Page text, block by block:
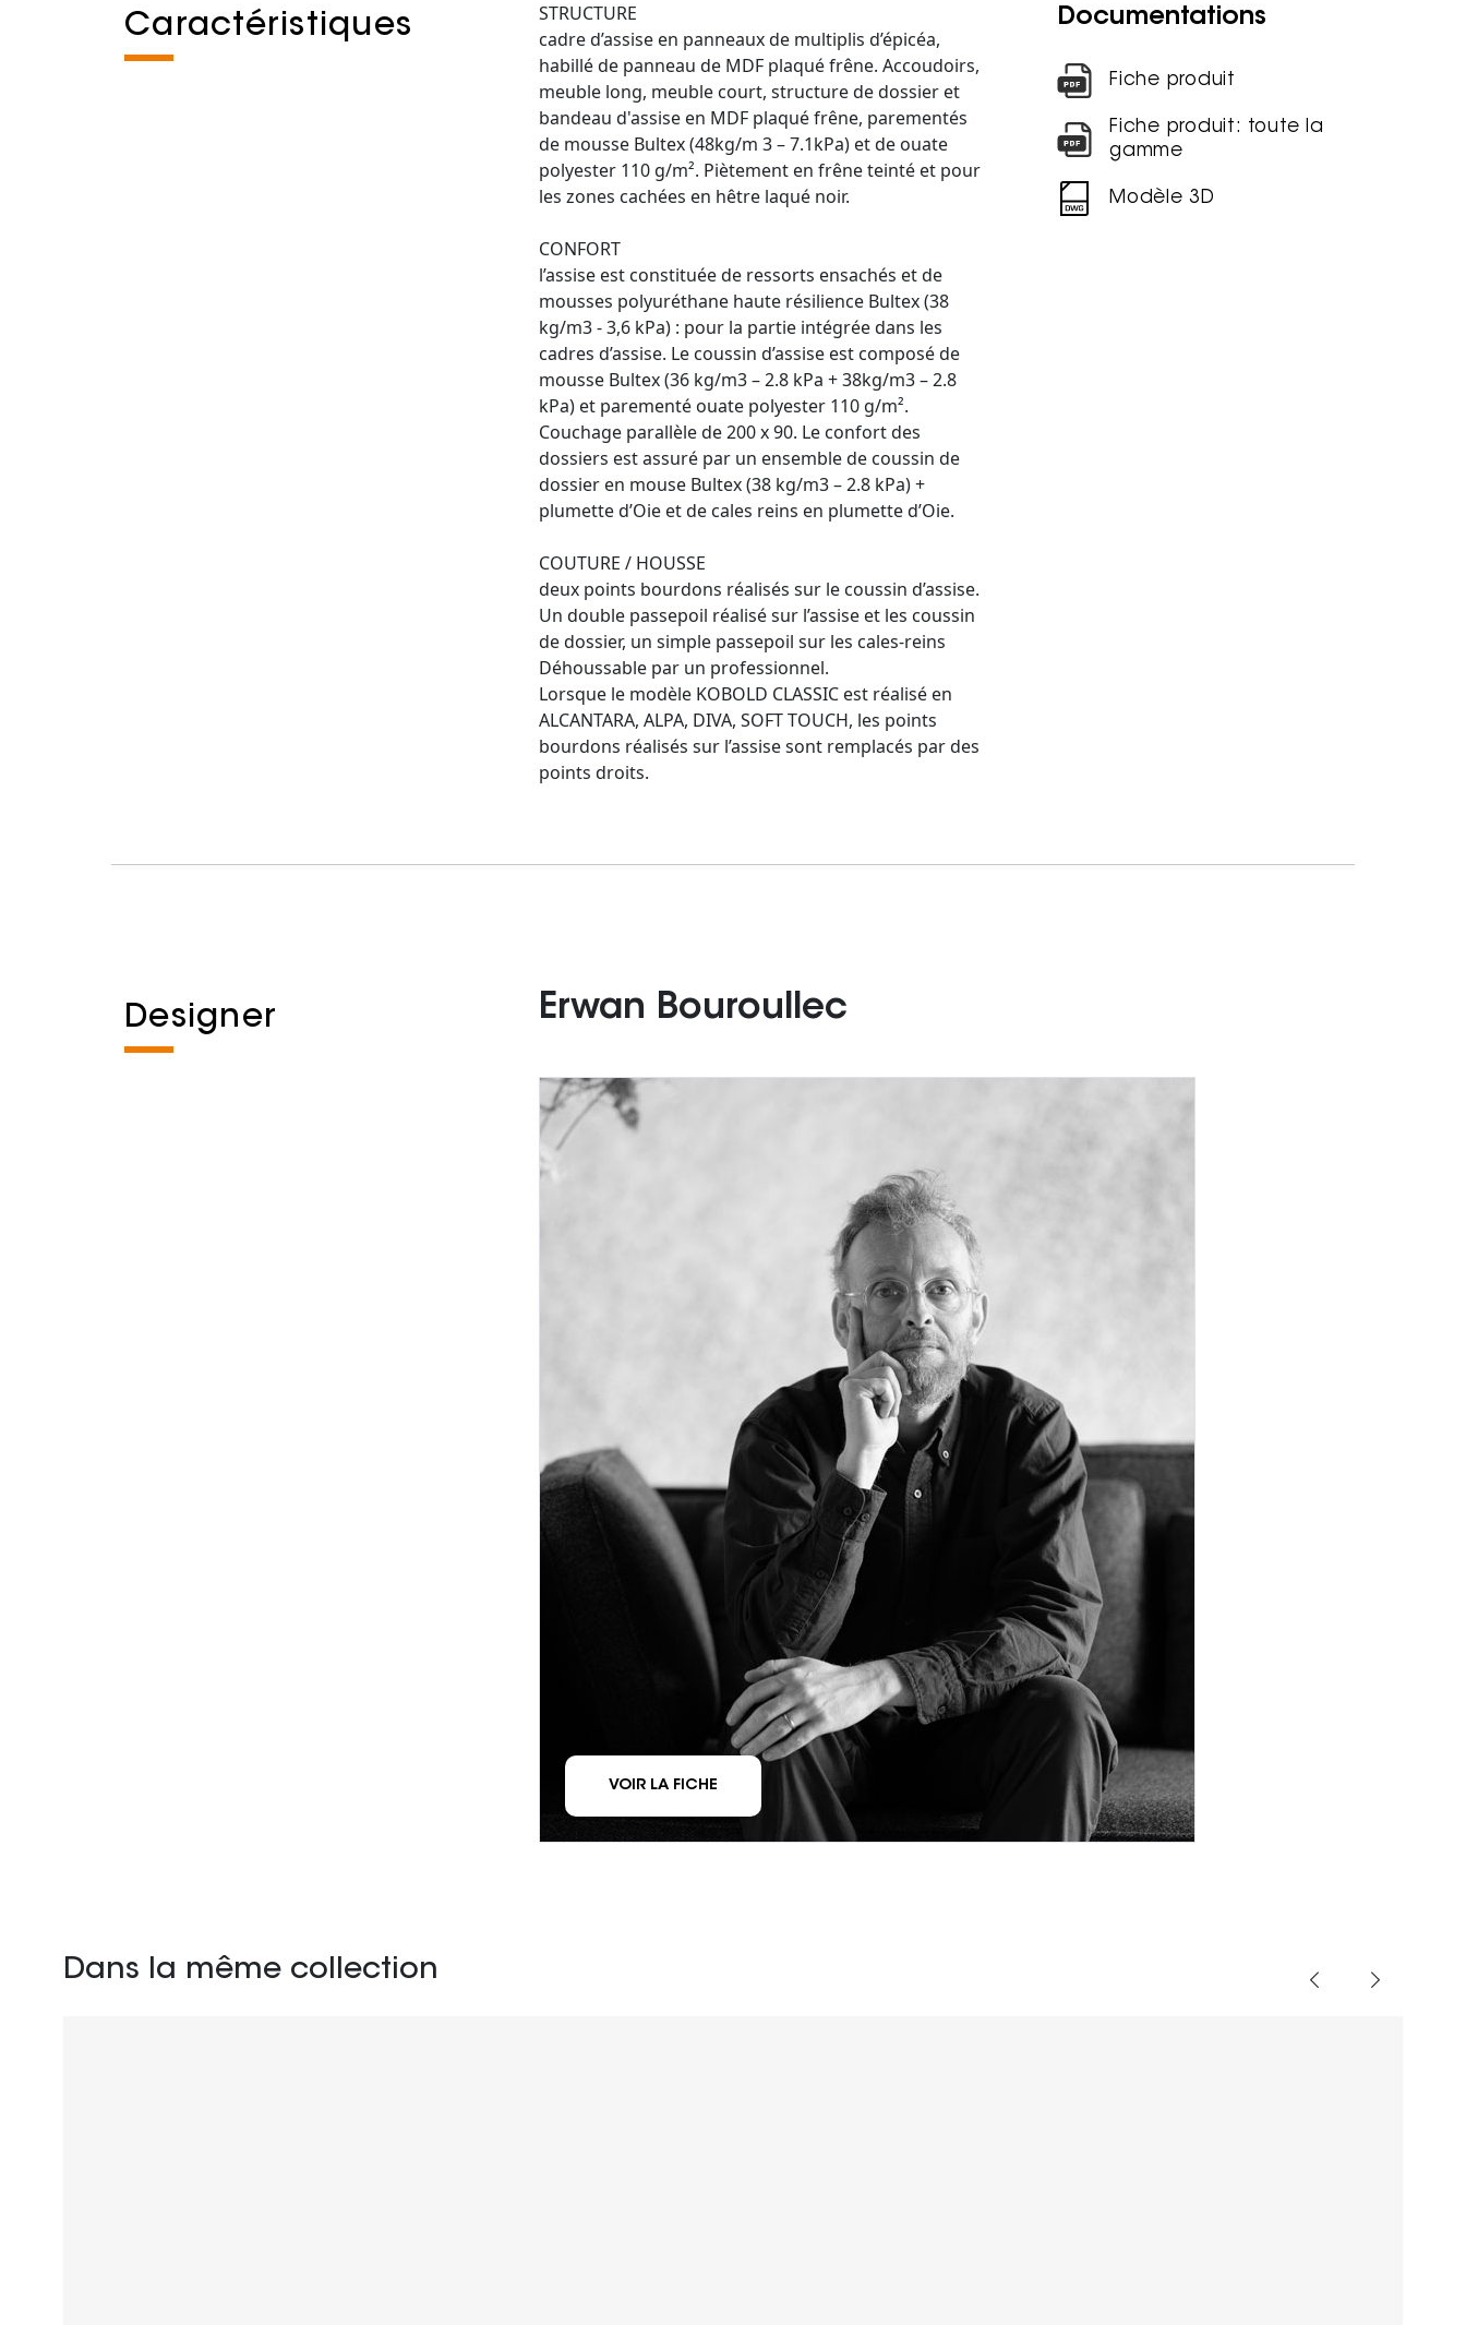
Caractéristiques
STRUCTURE
cadre d’assise en panneaux de multiplis d’épicéa,
habillé de panneau de MDF plaqué frêne. Accoudoirs,
meuble long, meuble court, structure de dossier et
bandeau d'assise en MDF plaqué frêne, parementés
de mousse Bultex (48kg/m 3 – 7.1kPa) et de ouate
polyester 110 g/m². Piètement en frêne teinté et pour
les zones cachées en hêtre laqué noir.
CONFORT
l’assise est constituée de ressorts ensachés et de
mousses polyuréthane haute résilience Bultex (38
kg/m3 - 3,6 kPa) : pour la partie intégrée dans les
cadres d’assise. Le coussin d’assise est composé de
mousse Bultex (36 kg/m3 – 2.8 kPa + 38kg/m3 – 2.8
kPa) et parementé ouate polyester 110 g/m².
Couchage parallèle de 200 x 90. Le confort des
dossiers est assuré par un ensemble de coussin de
dossier en mouse Bultex (38 kg/m3 – 2.8 kPa) +
plumette d’Oie et de cales reins en plumette d’Oie.
COUTURE / HOUSSE
deux points bourdons réalisés sur le coussin d’assise.
Un double passepoil réalisé sur l’assise et les coussin
de dossier, un simple passepoil sur les cales-reins
Déhoussable par un professionnel.
Lorsque le modèle KOBOLD CLASSIC est réalisé en
ALCANTARA, ALPA, DIVA, SOFT TOUCH, les points
bourdons réalisés sur l’assise sont remplacés par des
points droits.
Documentations
Fiche produit
Fiche produit: toute la
gamme
Modèle 3D
Designer Erwan Bouroullec
VOIR LA FICHE
Dans la même collection